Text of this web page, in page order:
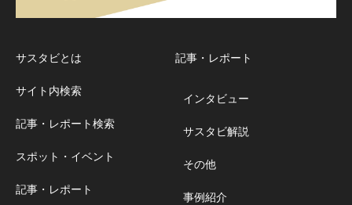
サスタビとは
サイト内検索
記事・レポート検索
スポット・イベント
記事・レポート
記事・レポート
インタビュー
サスタビ解説
その他
事例紹介